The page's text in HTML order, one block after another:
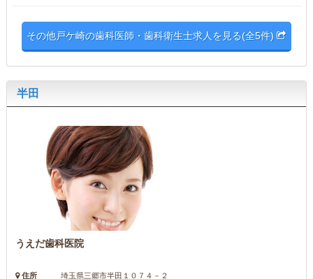
その他戸ケ崎の歯科医師・歯科衛生士求人を見る(全5件)
半田
うえだ歯科医院
住所 埼玉県三郷市半田１０７４－２